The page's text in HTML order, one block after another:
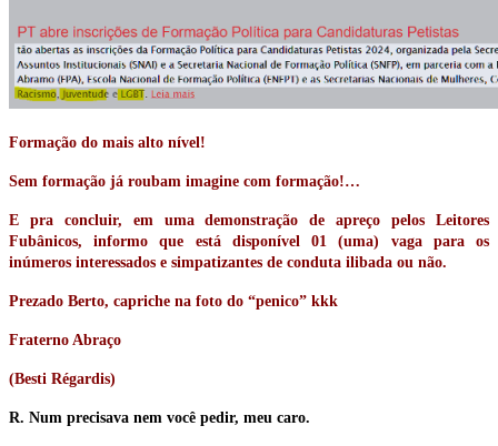
Formação do mais alto nível!
Sem formação já roubam imagine com formação!…
E pra concluir, em uma demonstração de apreço pelos Leitores
Fubânicos, informo que está disponível 01 (uma) vaga para os
inúmeros interessados e simpatizantes de conduta ilibada ou não.
Prezado Berto, capriche na foto do “penico” kkk
Fraterno Abraço
(Besti Régardis)
R. Num precisava nem você pedir, meu caro.